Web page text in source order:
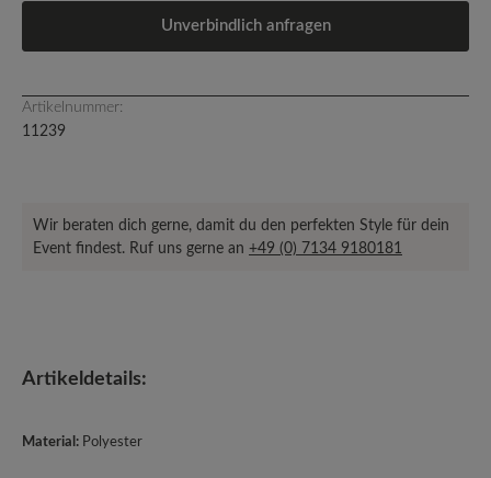
Unverbindlich anfragen
Artikelnummer:
11239
Wir beraten dich gerne, damit du den perfekten Style für dein
Event findest. Ruf uns gerne an +49 (0) 7134 9180181
Artikeldetails:
Material: Polyester